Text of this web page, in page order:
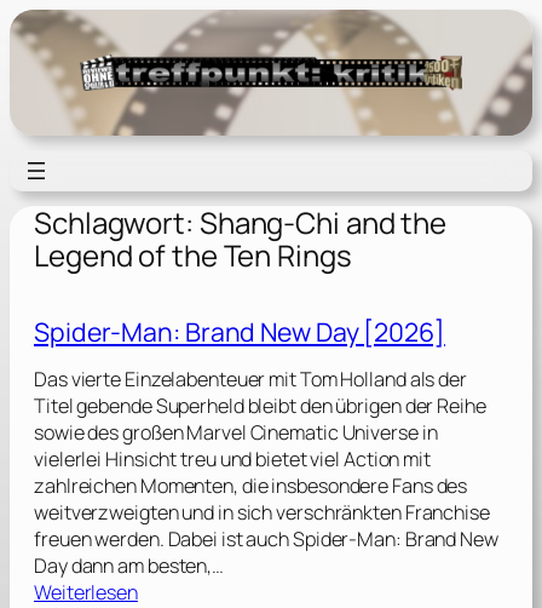
Zum
Inhalt
springen
Schlagwort: Shang-Chi and the
Legend of the Ten Rings
Spider-Man: Brand New Day [2026]
Das vierte Einzelabenteuer mit Tom Holland als der
Titel gebende Superheld bleibt den übrigen der Reihe
sowie des großen Marvel Cinematic Universe in
vielerlei Hinsicht treu und bietet viel Action mit
zahlreichen Momenten, die insbesondere Fans des
weitverzweigten und in sich verschränkten Franchise
freuen werden. Dabei ist auch Spider-Man: Brand New
Day dann am besten,…
Weiterlesen: